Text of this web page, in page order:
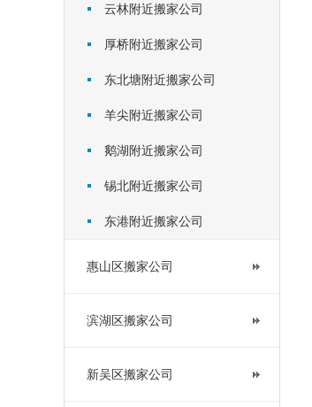
云林附近搬家公司
厚桥附近搬家公司
东北塘附近搬家公司
羊尖附近搬家公司
鹅湖附近搬家公司
锡北附近搬家公司
东港附近搬家公司
惠山区搬家公司
滨湖区搬家公司
新吴区搬家公司